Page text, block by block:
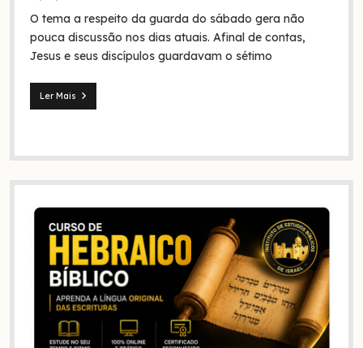
na
Bíblia
O tema a respeito da guarda do sábado gera não
pouca discussão nos dias atuais. Afinal de contas,
Jesus e seus discípulos guardavam o sétimo
Ler Mais
Jesus
sábado?